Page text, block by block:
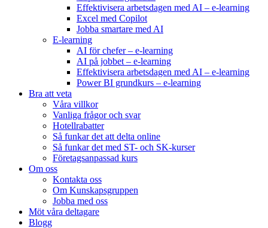
Effektivisera arbetsdagen med AI – e-learning
Excel med Copilot
Jobba smartare med AI
E-learning
AI för chefer – e-learning
AI på jobbet – e-learning
Effektivisera arbetsdagen med AI – e-learning
Power BI grundkurs – e-learning
Bra att veta
Våra villkor
Vanliga frågor och svar
Hotellrabatter
Så funkar det att delta online
Så funkar det med ST- och SK-kurser
Företagsanpassad kurs
Om oss
Kontakta oss
Om Kunskapsgruppen
Jobba med oss
Möt våra deltagare
Blogg